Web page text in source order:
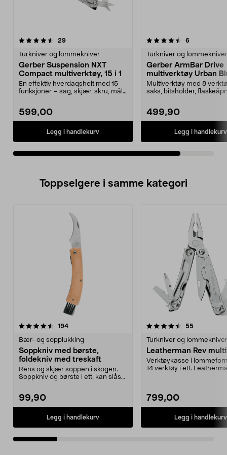
29anmeldelser
Turkniver og lommekniver
Gerber Suspension NXT
Compact multiverktøy, 15 i 1
En effektiv hverdagshelt med 15
funksjoner – sag, skjær, skru, mål
599,00
Legg i handlekurv
4.5av 5 stjerner 6anmeldelser
Turkniver og lommekniver
Gerber ArmBar Drive
multiverktøy Urban
Multiverktøy med 8
saks, bitsholder,
499,90
Legg i handlekurv
Toppselgere i samme kategori
194anmeldelser
Bær- og sopplukking
Soppkniv med børste,
foldekniv med treskaft
Rens og skjær soppen i skogen.
Soppkniv og børste i ett, kan slås
99,90
Legg i handlekurv
4.5 av 5 stjerner 55
Turkniver og lommekniver
Leatherman Rev
Verktøykasse i
14 verktøy i ett.
799,00
Legg i handlekurv
5.0 av 5 stjerner